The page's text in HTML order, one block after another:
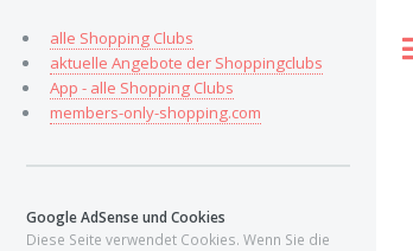
alle Shopping Clubs
aktuelle Angebote der Shoppingclubs
App - alle Shopping Clubs
members-only-shopping.com
Google AdSense und Cookies
Diese Seite verwendet Cookies. Wenn Sie die